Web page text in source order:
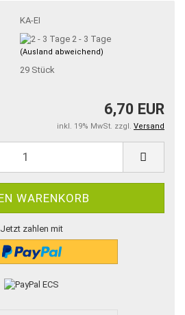
KA-EI
2 - 3 Tage
(Ausland abweichend)
29 Stück
6,70 EUR
inkl. 19% MwSt. zzgl. Versand
Jetzt zahlen mit